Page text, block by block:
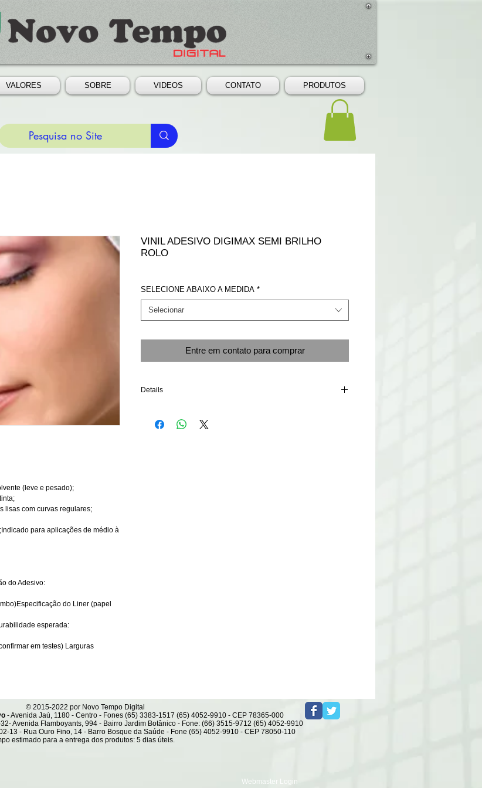
VALORES SOBRE VIDEOS CONTATO PRODUTOS
(leve e pesado);
lisas com curvas regulares;
para aplicações de médio à
do Adesivo:
do Liner (papel
esperada:
em testes) Larguras
VINIL ADESIVO DIGIMAX SEMI BRILHO
ROLO
SELECIONE ABAIXO A MEDIDA *
Selecionar
Entre em contato para comprar
Details
© 2015-2022 por Novo Tempo Digital
- Avenida Jaú, 1180 - Centro - Fones (65) 3383-1517 (65) 4052-9910 - CEP 78365-000
Avenida Flamboyants, 994 - Bairro Jardim Botânico - Fone: (66) 3515-9712 (65) 4052-9910
13 - Rua Ouro Fino, 14 - Barro Bosque da Saúde - Fone (65) 4052-9910 - CEP 78050-110
estimado para a entrega dos produtos: 5 dias úteis.
Webmaster Login